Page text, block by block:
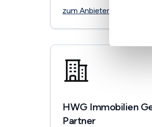
zum Anbieter
HWG Immobilien
Partner